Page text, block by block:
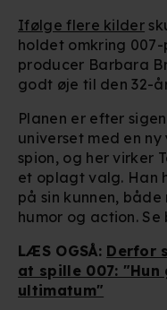
Ifølge flere kilder
holdet omkring
producer Barbara
godt øje til den 32-
Planen er efter
universet med en
spion, og her virker
et oplagt valg. Han
på sin kunnen,
humor og action. Se
LÆS OGSÅ: Derfor
at spille 007: "Hun
ultimatum"